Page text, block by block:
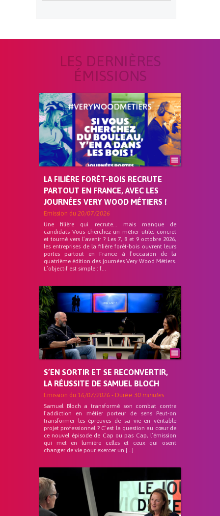
LES DERNIÈRES
ÉMISSIONS
LA FILIÈRE FORÊT-BOIS RECRUTE
PARTOUT EN FRANCE, AVEC LES
JOURNÉES VERY WOOD MÉTIERS !
Emission du 20/07/2026
Une filière qui recrute… mais manque de
candidats Vous cherchez un métier utile, concret
et tourné vers l’avenir ? Les 7, 8 et 9 octobre 2026,
les entreprises de la filière forêt-bois ouvrent leurs
portes partout en France à l’occasion de la
quatrième édition des journées Very Wood Métiers.
L’objectif est simple : f...
S’EN SORTIR ET SE RECONVERTIR,
LA RÉUSSITE DE SAMUEL BLOCH
Emission du 16/07/2026 - Durée 30 minutes
Samuel Bloch a transformé son combat contre
l’addiction en métier porteur de sens Peut-on
transformer les épreuves de sa vie en véritable
projet professionnel ? C’est la question au cœur de
ce nouvel épisode de Cap ou pas Cap, l’émission
qui met en lumière celles et ceux qui osent
changer de vie pour exercer un […]